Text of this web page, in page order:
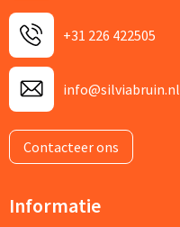
+31 226 422505
info@silviabruin.nl
Contacteer ons
Informatie